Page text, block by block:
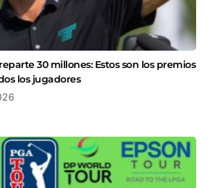
30 millones: Estos son los premios
los jugadores